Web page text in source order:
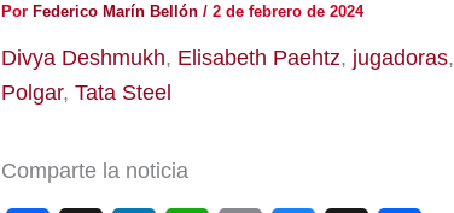
Por Federico Marín Bellón / 2 de febrero de 2024
Divya Deshmukh, Elisabeth Paehtz, jugadoras,
Polgar, Tata Steel
Comparte la noticia